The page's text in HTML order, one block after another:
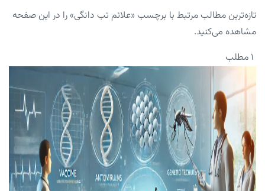
تازه‌ترین مطالب مرتبط با برچسب «علائم تب دانگی» را در این صفحه
مشاهده می‌کنید.
۱ مطلب